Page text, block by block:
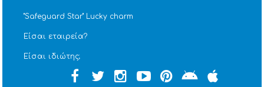
''Safeguard Star'' Lucky charm
Είσαι εταιρεία?
Είσαι ιδιώτης;